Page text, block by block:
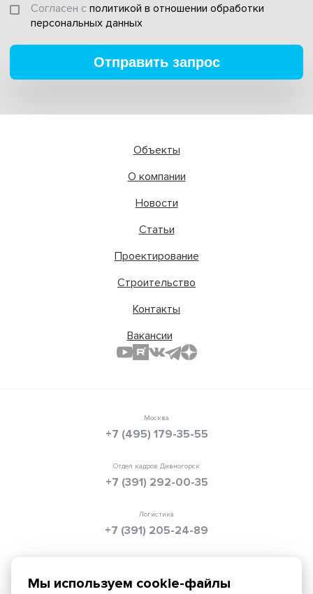
Согласен с политикой в отношении обработки
персональных данных
Отправить запрос
Объекты
О компании
Новости
Статьи
Проектирование
Строительство
Контакты
Вакансии
Москва
+7 (495) 179-35-55
Отдел кадров Дивногорск
+7 (391) 292-00-35
Логистика
+7 (391) 205-24-89
info@texpolimer.ru
Мы используем cookie-файлы